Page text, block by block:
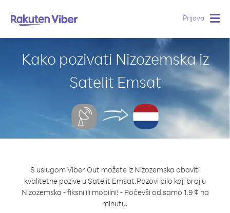
Prijava
Kako pozivati Nizozemska iz
Satelit Emsat
S uslugom Viber Out možete iz Nizozemska obaviti
kvalitetne pozive u Satelit Emsat.Pozovi bilo koji broj u
Nizozemska - fiksni ili mobilni! - Počevši od samo 1.9 ¢ na
minutu.